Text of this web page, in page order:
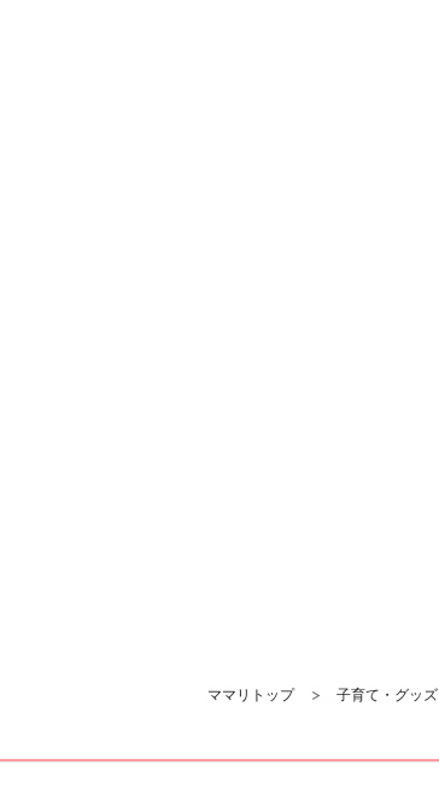
ママリトップ 子育て・グッズ